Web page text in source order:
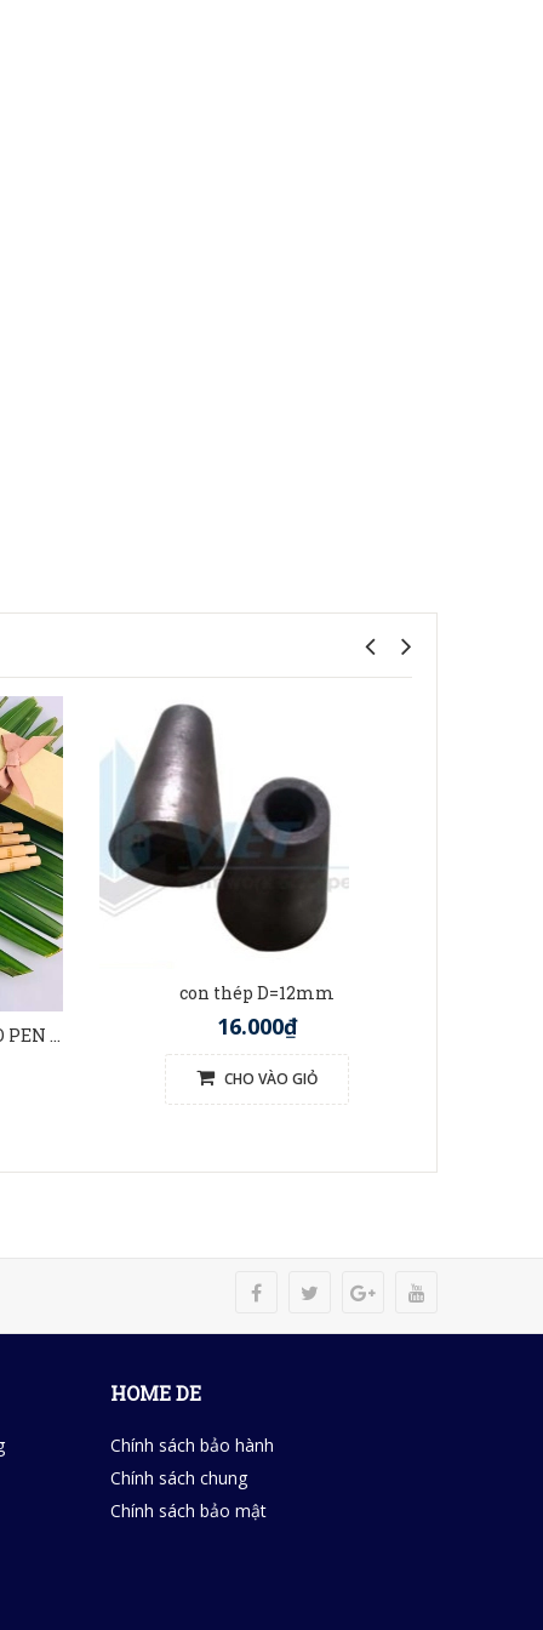
BÚT TRE VIỆT NAM (BAMBOO PEN VIETNAM)
con thép D=12mm
16.000₫
CHO VÀO GIỎ
HOME DE
Chính sách bảo hành
Chính sách chung
Chính sách bảo mật